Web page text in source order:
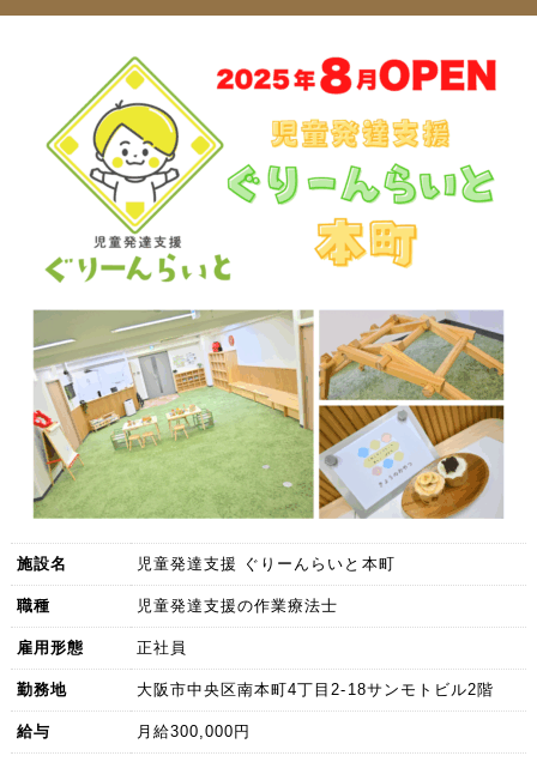
施設名 児童発達支援 ぐりーんらいと本町
職種 児童発達支援の作業療法士
雇用形態 正社員
勤務地 大阪市中央区南本町4丁目2-18サンモトビル2階
給与 月給300,000円